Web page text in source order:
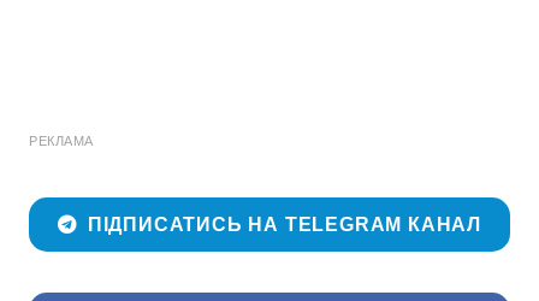
РЕКЛАМА
ПІДПИСАТИСЬ НА TELEGRAM КАНАЛ